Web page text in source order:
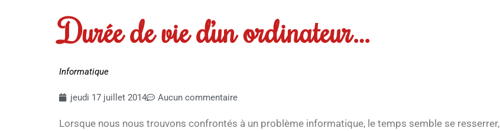
Durée de vie d’un ordinateur…
Informatique
jeudi 17 juillet 2014 Aucun commentaire
Lorsque nous nous trouvons confrontés à un problème informatique, le temps semble se